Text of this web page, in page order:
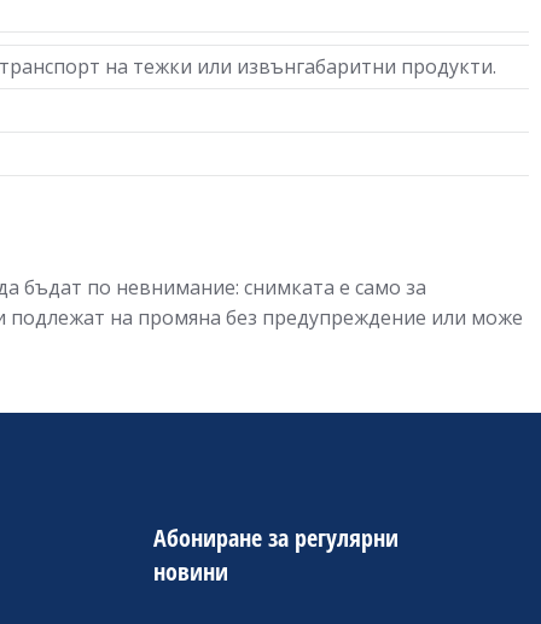
на тежки или извънгабаритни продукти.
бъдат по невнимание: снимката е само за
на промяна без предупреждение или може
Абониране за регулярни
новини